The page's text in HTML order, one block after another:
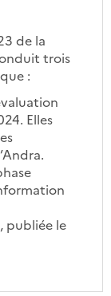
de la
trois
:
Elles
publiée le